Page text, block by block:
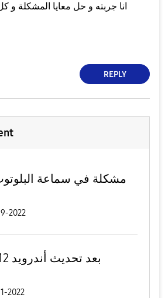
انا جربته و حل معايا المشكلة و
REPLY
مشكلة في سماعة
2022
2022